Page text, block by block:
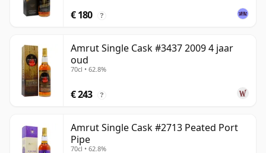
€ 180 ?
Amrut Single Cask #3437 2009 4 jaar
oud
70cl • 62.8%
€ 243 ?
Amrut Single Cask #2713 Peated Port
Pipe
70cl • 62.8%